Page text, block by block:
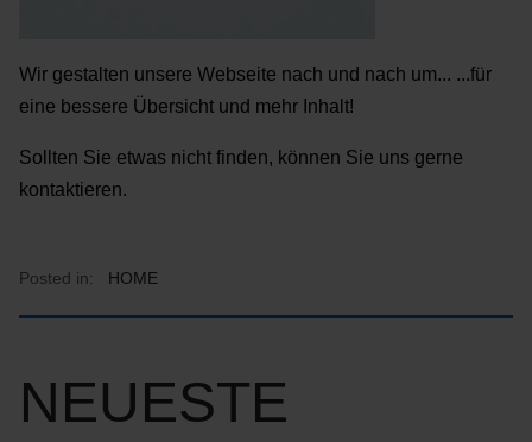
Wir gestalten unsere Webseite nach und nach um... ...für
eine bessere Übersicht und mehr Inhalt!
Sollten Sie etwas nicht finden, können Sie uns gerne
kontaktieren.
Posted in: HOME
NEUESTE